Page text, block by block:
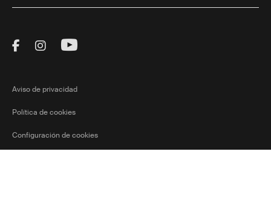
Visit Thule on Facebook (external link)
Visit Thule on Instagram (external link)
Visit Thule on Youtube (external
Aviso de privacidad
Política de cookies
Configuración de cookies